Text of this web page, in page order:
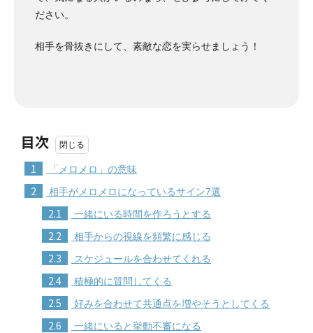
ださい。
相手を骨抜きにして、素敵な恋を実らせましょう！
目次
1 「メロメロ」の意味
2 相手がメロメロになっているサイン7選
2.1 一緒にいる時間を作ろうとする
2.2 相手からの視線を頻繁に感じる
2.3 スケジュールを合わせてくれる
2.4 積極的に質問してくる
2.5 好みを合わせて共通点を増やそうとしてくる
2.6 一緒にいると挙動不審になる